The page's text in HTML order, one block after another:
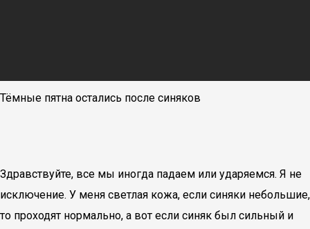
Тёмные пятна остались после синяков
Здравствуйте, все мы иногда падаем или ударяемся. Я не
исключение. У меня светлая кожа, если синяки небольшие,
то проходят нормально, а вот если синяк был сильный и